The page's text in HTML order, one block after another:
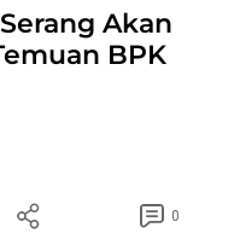
Akan
BPK
0